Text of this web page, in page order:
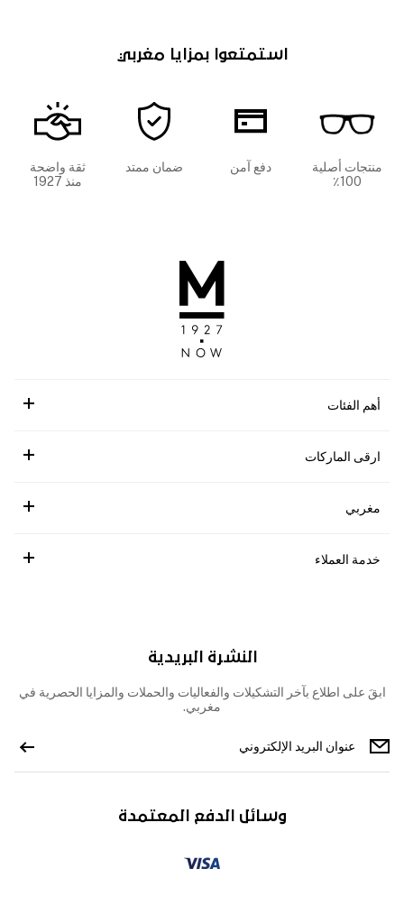
استمتعوا بمزايا مغربي
منتجات أصلية
100٪
دفع آمن ضمان ممتد
ثقة واضحة
منذ 1927
أهم الفئات
ارقى الماركات
مغربي
خدمة العملاء
النشرة البريدية
ابقَ على اطلاع بآخر التشكيلات والفعاليات والحملات والمزايا الحصرية في
مغربي.
وسائل الدفع المعتمدة